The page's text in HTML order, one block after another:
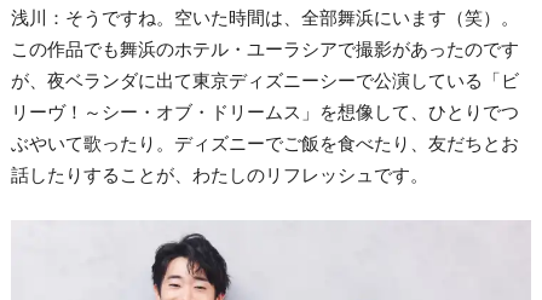
浅川：そうですね。空いた時間は、全部舞浜にいます（笑）。
この作品でも舞浜のホテル・ユーラシアで撮影があったのです
が、夜ベランダに出て東京ディズニーシーで公演している「ビ
リーヴ！～シー・オブ・ドリームス」を想像して、ひとりでつ
ぶやいて歌ったり。ディズニーでご飯を食べたり、友だちとお
話したりすることが、わたしのリフレッシュです。